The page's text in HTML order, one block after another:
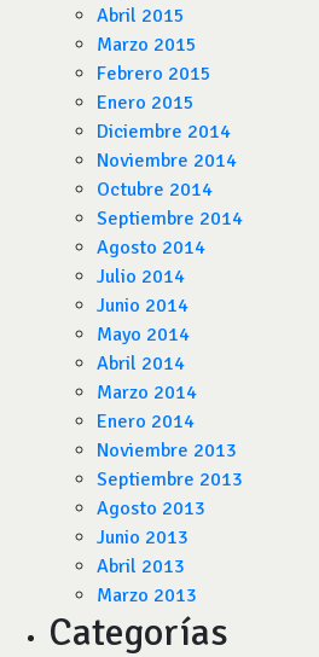
Abril 2015
Marzo 2015
Febrero 2015
Enero 2015
Diciembre 2014
Noviembre 2014
Octubre 2014
Septiembre 2014
Agosto 2014
Julio 2014
Junio 2014
Mayo 2014
Abril 2014
Marzo 2014
Enero 2014
Noviembre 2013
Septiembre 2013
Agosto 2013
Junio 2013
Abril 2013
Marzo 2013
Categorías